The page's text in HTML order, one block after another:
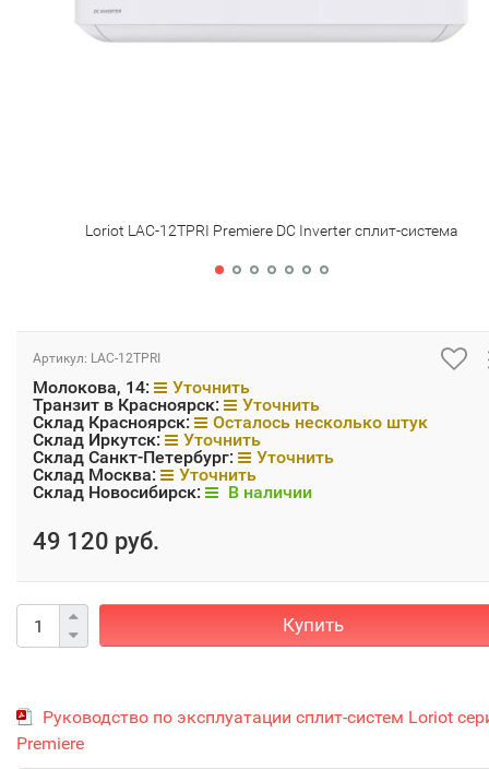
Loriot LAC-12TPRI Premiere DC Inverter сплит-система
Артикул: LAC-12TPRI
Молокова, 14:
Уточнить
Транзит в Красноярск:
Уточнить
Склад Красноярск:
Осталось несколько штук
Склад Иркутск:
Уточнить
Склад Санкт-Петербург:
Уточнить
Склад Москва:
Уточнить
Склад Новосибирск:
В наличии
49 120 руб.
Купить
Руководство по эксплуатации сплит-систем Loriot
Premiere